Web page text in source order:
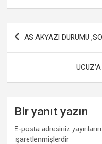
ce
b
o
tt
er
at
s
A
p
p
Yazı
AS AKYAZI DURUMU
Bir yanıt yazın
E-posta adresiniz
işaretlenmişlerdir